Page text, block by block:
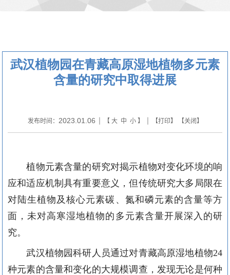
武汉植物园在青藏高原湿地植物多元素
含量的研究中取得进展
发布时间： 2023.01.06 | 【 大 中 小】 | 【打印】 【关闭】
植物元素含量的研究对揭示植物对变化环境的响
应和适应机制具有重要意义，但传统研究大多局限在
对陆生植物及核心元素碳、氮和磷元素的含量等方
面，未对高寒湿地植物的多元素含量开展深入的研
究。
武汉植物园科研人员通过对青藏高原湿地植物24
种元素的含量和变化的大规模调查，发现无论是何种